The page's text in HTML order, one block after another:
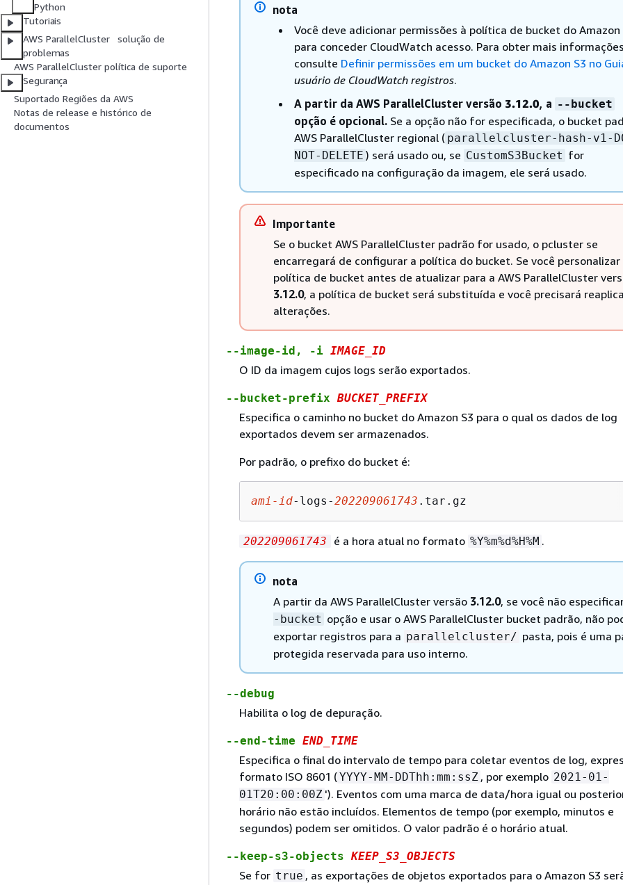
Python
Tutoriais
AWS ParallelCluster solução de
problemas
AWS ParallelCluster política de suporte
Segurança
Suportado Regiões da AWS
Notas de release e histórico de
documentos
nota
Você deve adicionar permissões à política de bucket do Amazon
para conceder CloudWatch acesso. Para obter mais
consulte Definir permissões em um bucket do Amazon S3 no
usuário de CloudWatch registros.
A partir da AWS ParallelCluster versão 3.12.0, a --bucket
opção é opcional.Se a opção não for especificada, o bucket
AWS ParallelCluster regional ( parallelcluster-hash-v1-
NOT-DELETE ) será usado ou, se CustomS3Bucket for
especificado na configuração da imagem, ele será usado.
Importante
Se o bucket AWS ParallelCluster padrão for usado, o pcluster se
encarregará de configurar a política do bucket. Se você personalizar
política de bucket antes de atualizar para a AWS ParallelCluster
3.12.0, a política de bucket será substituída e você precisará
alterações.
--image-id, -i IMAGE_ID
O ID da imagem cujos logs serão exportados.
--bucket-prefix BUCKET_PREFIX
Especifica o caminho no bucket do Amazon S3 para o qual os dados de log
exportados devem ser armazenados.
Por padrão, o prefixo do bucket é:
ami-id-logs-202209061743 .tar.gz
202209061743 é a hora atual no formato %Y%m%d%H%M .
nota
A partir da AWS ParallelCluster versão 3.12.0, se você não
-bucket opção e usar o AWS ParallelCluster bucket padrão, não
exportar registros para a parallelcluster/ pasta, pois é uma
protegida reservada para uso interno.
--debug
Habilita o log de depuração.
--end-time END_TIME
Especifica o final do intervalo de tempo para coletar eventos de log,
formato ISO 8601 (YYYY-MM-DDThh:mm:ssZ , por exemplo 2021-01-
01T20:00:00Z '). Eventos com uma marca de data/hora igual ou
horário não estão incluídos. Elementos de tempo (por exemplo, minutos e
segundos) podem ser omitidos. O valor padrão é o horário atual.
--keep-s3-objects KEEP_S3_OBJECTS
Se for true , as exportações de objetos exportados para o Amazon S3